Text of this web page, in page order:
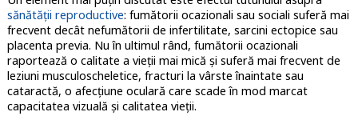
sănătății reproductive: fumătorii ocazionali sau sociali suferă mai
frecvent decât nefumătorii de infertilitate, sarcini ectopice sau
placenta previa. Nu în ultimul rând, fumătorii ocazionali
raportează o calitate a vieții mai mică și suferă mai frecvent de
leziuni musculoscheletice, fracturi la vârste înaintate sau
cataractă, o afecțiune oculară care scade în mod marcat
capacitatea vizuală și calitatea vieții.